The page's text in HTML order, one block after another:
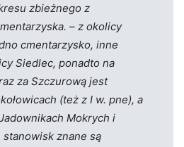
zbieżnego z
– z okolicy
cmentarzysko, inne
Siedlec, ponadto na
za Szczurową jest
(też z I w. pne), a
Mokrych i
znane są